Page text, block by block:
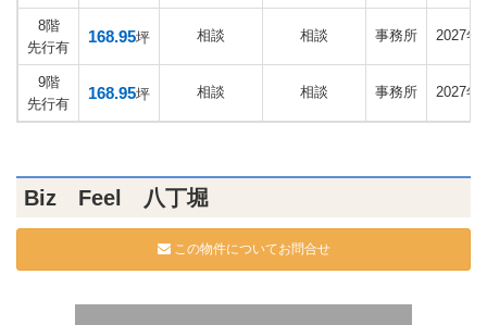
8階
先行有
168.95坪 相談 相談 事務所 2027年
9階
先行有
168.95坪 相談 相談 事務所 2027年
Biz Feel 八丁堀
この物件についてお問合せ